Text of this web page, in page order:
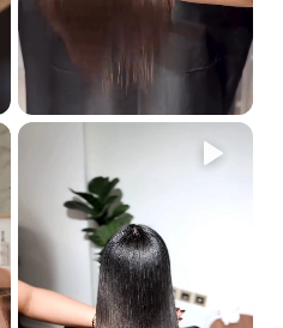
علاج التشققات أو التلف في بنية الشعر.
ما هي رائحة منتجات أرجان جولد؟
تمتزج منتجات أرجان جولد بروائح
لتمنح شعرك رائحة مميزة طوال اليوم.